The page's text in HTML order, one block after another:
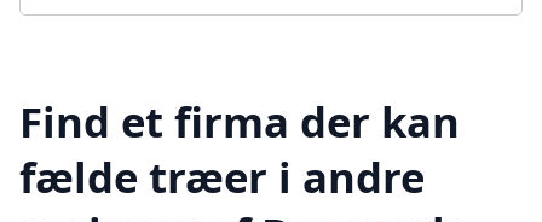
Find et firma der kan
fælde træer i andre